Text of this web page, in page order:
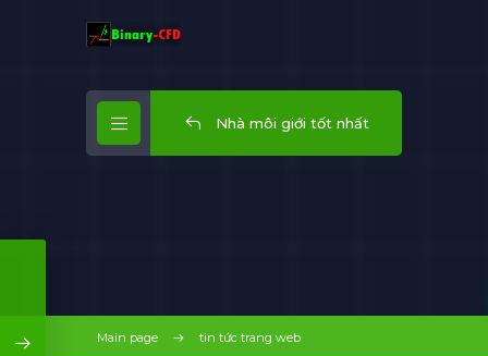
Nhà môi giới tốt nhất
Main page tin tức trang web